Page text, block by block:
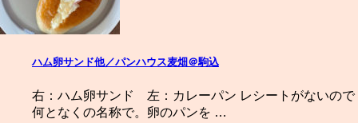
ハム卵サンド他／パンハウス麦畑＠駒込
右：ハム卵サンド 左：カレーパン レシートがないので
何となくの名称で。卵のパンを …